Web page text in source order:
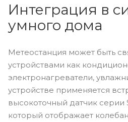
Интеграция в
умного дома
Метеостанция может быть
устройствами как
электронагреватели,
устройстве применяется
высокоточный датчик серии
который отображает